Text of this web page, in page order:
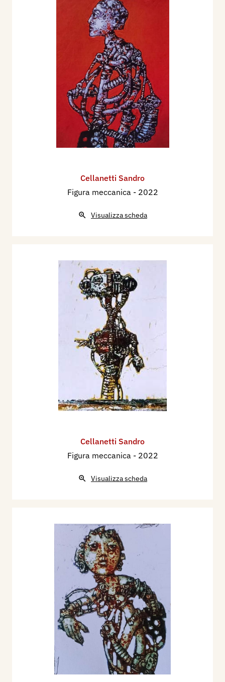
Cellanetti Sandro
Figura meccanica - 2022
Visualizza scheda
Cellanetti Sandro
Figura meccanica - 2022
Visualizza scheda